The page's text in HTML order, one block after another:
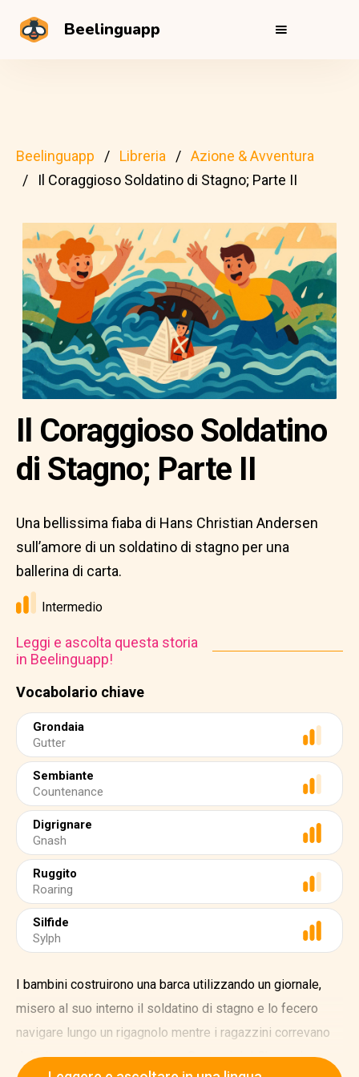
Beelinguapp
Beelinguapp Libreria
Azione & Avventura
Il Coraggioso Soldatino di Stagno; Parte II
Vocabolario chiave
Grondaia
Gutter
Sembiante
Countenance
Digrignare
Gnash
Ruggito
Roaring
Silfide
Sylph
Il Coraggioso Soldatino
di Stagno; Parte II
Una bellissima fiaba di Hans Christian Andersen
sull’amore di un soldatino di stagno per una
ballerina di carta.
Intermedio
Leggi e ascolta questa storia
in Beelinguapp!
I bambini costruirono una barca utilizzando un giornale,
misero al suo interno il soldatino di stagno e lo fecero
navigare lungo un rigagnolo mentre i ragazzini correvano
dall'altra parte e applaudivano. Santo cielo! Che onde